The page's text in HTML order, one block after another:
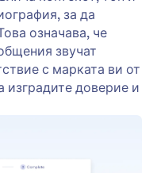
в Instagram
да улови вашия
публикации в